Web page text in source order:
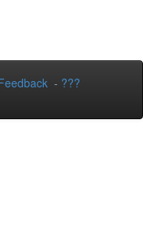
- ???